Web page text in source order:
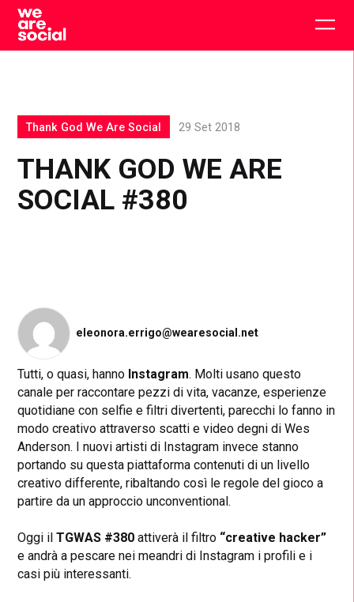
Skip
content
THANK GOD WE ARE
SOCIAL #380
Thank God We Are Social 29 Set 2018
eleonora.errigo@wearesocial.net
Tutti, o quasi, hanno Instagram. Molti usano questo
canale per raccontare pezzi di vita, vacanze, esperienze
quotidiane con selfie e filtri divertenti, parecchi lo fanno in
modo creativo attraverso scatti e video degni di Wes
Anderson. I nuovi artisti di Instagram invece stanno
portando su questa piattaforma contenuti di un livello
creativo differente, ribaltando così le regole del gioco a
partire da un approccio unconventional.
Oggi ilTGWAS #380 attiverà il filtro “creative hacker”
e andrà a pescare nei meandri di Instagram i profili e i
casi più interessanti.